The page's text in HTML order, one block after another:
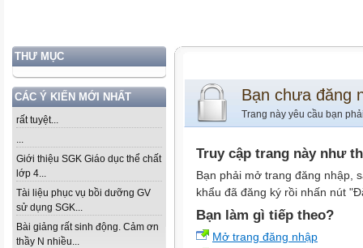
THƯ MỤC
CÁC Ý KIẾN MỚI NHẤT
rất tuyệt...
...
Giới thiệu SGK Giáo dục thể chất
lớp 4...
Tài liệu phục vụ bồi dưỡng GV
sử dụng SGK...
Bài giảng rất sinh động. Cảm ơn
thầy N nhiều...
Bạn chưa đăng
Trang này yêu cầu bạn
Truy cập trang này như
Bạn phải mở trang đăng nhập,
khẩu đã đăng ký rồi nhấn nút
Bạn làm gì tiếp theo?
Mở trang đăng nhập